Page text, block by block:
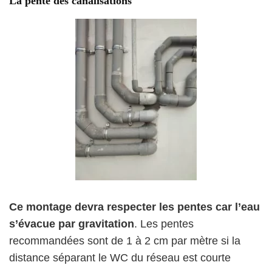
Ce montage devra respecter les pentes car l’eau
s’évacue par gravitation. Les pentes
recommandées sont de 1 à 2 cm par mètre si la
distance séparant le WC du réseau est courte